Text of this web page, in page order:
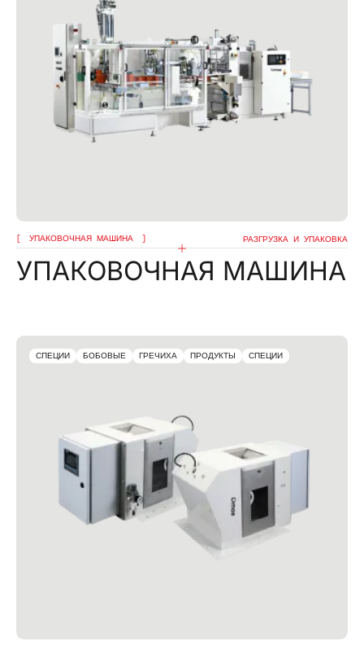
УПАКОВОЧНАЯ МАШИНА РАЗГРУЗКА И УПАКОВКА
УПАКОВОЧНАЯ МАШИНА
СПЕЦИИ БОБОВЫЕ ГРЕЧИХА ПРОДУКТЫ СПЕЦИИ